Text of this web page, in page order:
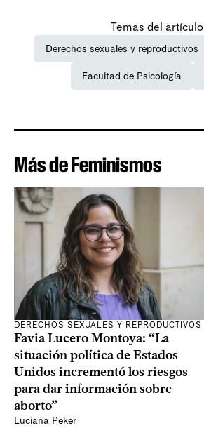
Temas del artículo
Derechos sexuales y reproductivos
Facultad de Psicología
Más de Feminismos
DERECHOS SEXUALES Y REPRODUCTIVOS
Favia Lucero Montoya: “La
situación política de Estados
Unidos incrementó los riesgos
para dar información sobre
aborto”
Luciana Peker